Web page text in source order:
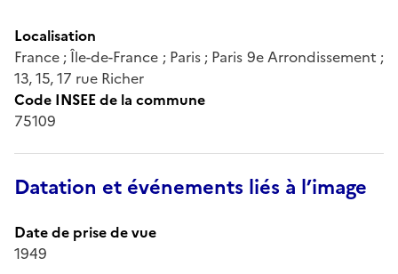
Localisation
France ; Île-de-France ; Paris ; Paris 9e Arrondissement ;
13, 15, 17 rue Richer
Code INSEE de la commune
75109
Datation et événements liés à l’image
Date de prise de vue
1949